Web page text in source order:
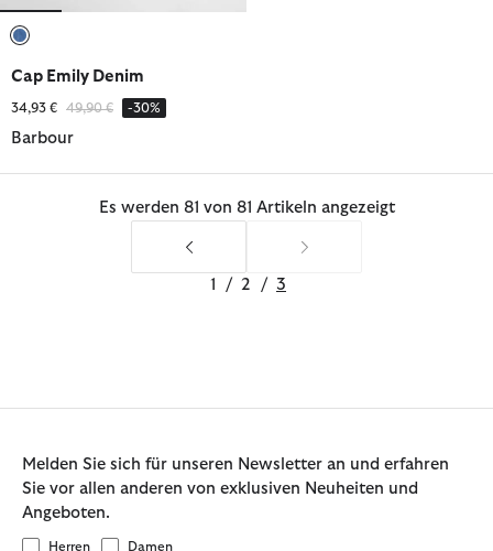
Cap Emily Denim
34,93 € Reduziert von
49,90 €bis-30%
Barbour
Es werden 81 von 81 Artikeln angezeigt
1 / 2 / 3
Melden Sie sich für unseren Newsletter an und erfahren
Sie vor allen anderen von exklusiven Neuheiten und
Angeboten.
Herren Damen